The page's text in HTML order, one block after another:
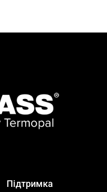
Підтримка